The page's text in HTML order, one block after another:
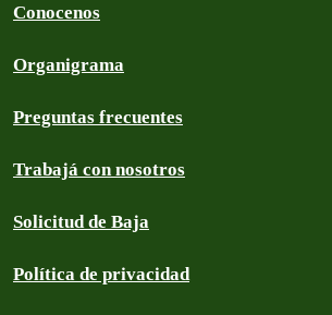
Conocenos
Organigrama
Preguntas frecuentes
Trabajá con nosotros
Solicitud de Baja
Política de privacidad